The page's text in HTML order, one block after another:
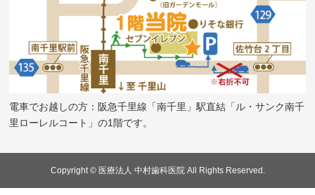
電車でお越しの方：阪急千里線「南千里」駅直結「ル・サンク南千
里ローレルコート」の1階です。
Copyright © 医療法人 中村歯科医院 All Rights Reserved.